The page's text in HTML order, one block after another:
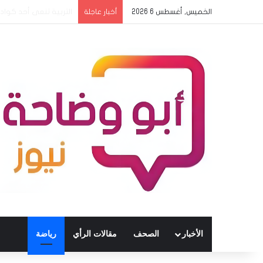
الخميس, أغسطس 6 2026 أخبار عاجلة
الأخبار الصحف مقالات الرأي رياضة